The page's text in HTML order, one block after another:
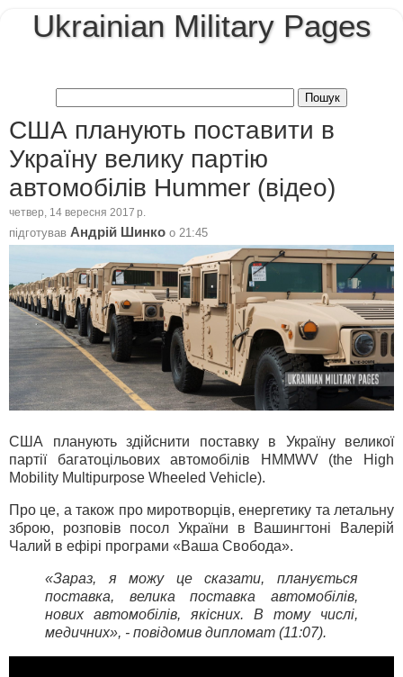
Ukrainian Military Pages
США планують поставити в
Україну велику партію
автомобілів Hummer (відео)
четвер, 14 вересня 2017 р.
підготував Андрій Шинко о 21:45
США планують здійснити поставку в Україну великої
партії багатоцільових автомобілів HMMWV (the High
Mobility Multipurpose Wheeled Vehicle).
Про це, а також про миротворців, енергетику та летальну
зброю, розповів посол України в Вашингтоні Валерій
Чалий в ефірі програми «Ваша Свобода».
«Зараз, я можу це сказати, планується
поставка, велика поставка автомобілів,
нових автомобілів, якісних. В тому числі,
медичних», - повідомив дипломат (11:07).